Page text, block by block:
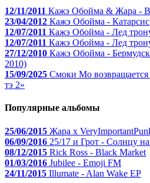
12/11/2011 Кажэ Обойма & Жара -
23/04/2012 Кажэ Обойма - Катарсис
12/07/2011 Кажэ Обойма - Лед
12/07/2011 Кажэ Обойма - Лед
27/12/2010 Кажэ Обойма -
2010)
15/09/2025 Смоки Мо
тэ 2»
Популярные альбомы
25/06/2015 Жара x
06/09/2016 25/17 и Грот - Солнцу
08/12/2015 Rick Ross - Black Market
01/03/2016 Jubilee - Emoji FM
24/11/2015 Illumate - Alan Wake EP